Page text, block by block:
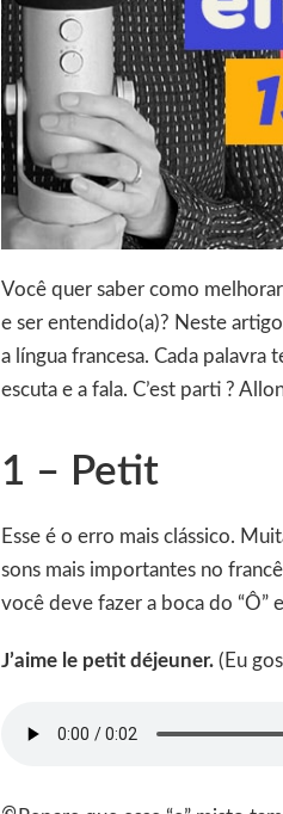
Você quer saber como
e ser entendido(a)? Neste
a língua francesa. Cada
escuta e a fala. C’est parti ?
1 – Petit
Esse é o erro mais clássico.
sons mais importantes no
você deve fazer a boca do “Ô” e
J’aime le petit déjeuner. (Eu